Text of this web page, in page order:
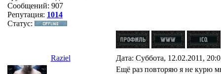
Сообщений: 907
Репутация: 1014
Статус:
Raziel Дата: Суббота, 12.02.2011,
Ещё раз повторяю я не курю